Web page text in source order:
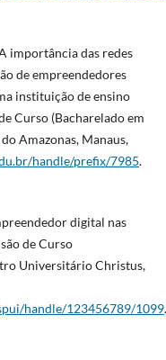
importância das redes
de empreendedores
instituição de ensino
Curso (Bacharelado em
Amazonas, Manaus,
handle/prefix/7985.
digital nas
de Curso
Universitário Christus,
handle/123456789/1099.